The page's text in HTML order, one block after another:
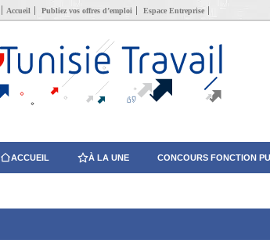
Accueil Publiez vos offres d’emploi Espace Entreprise
ACCUEIL À LA UNE CONCOURS FONCTION